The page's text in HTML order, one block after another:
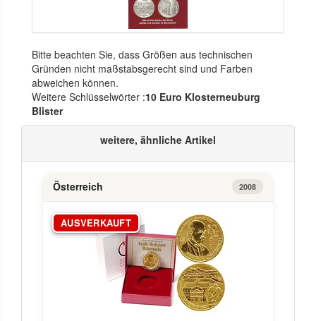
Bitte beachten Sie, dass Größen aus technischen
Gründen nicht maßstabsgerecht sind und Farben
abweichen können.
Weitere Schlüsselwörter :10 Euro Klosterneuburg
Blister
weitere, ähnliche Artikel
Österreich 2008
AUSVERKAUFT